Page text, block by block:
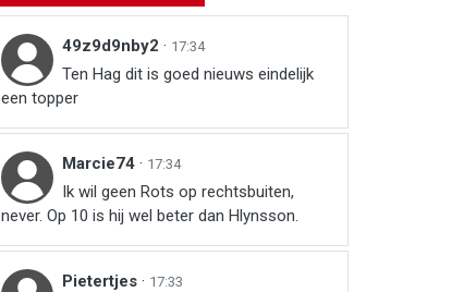
49z9d9nby2 · 17:34
Ten Hag dit is goed nieuws eindelijk
een topper
Marcie74 · 17:34
Ik wil geen Rots op rechtsbuiten,
never. Op 10 is hij wel beter dan Hlynsson.
Pietertjes · 17:33